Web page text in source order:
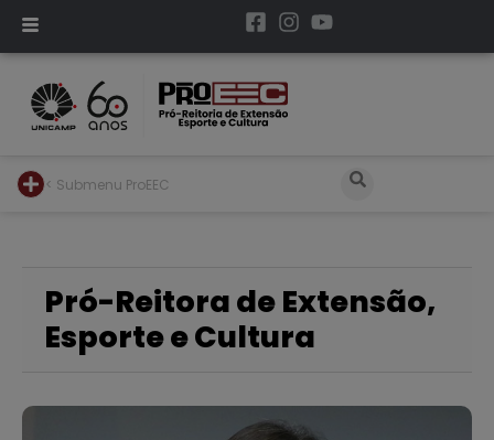
< Submenu ProEEC
Pró-Reitora de Extensão,
Esporte e Cultura